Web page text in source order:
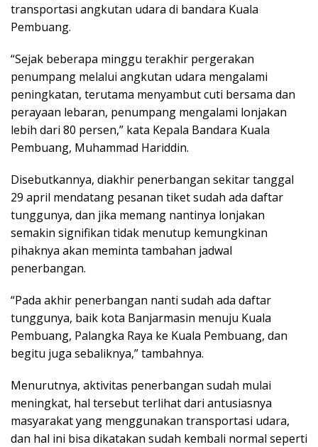
transportasi angkutan udara di bandara Kuala
Pembuang.
“Sejak beberapa minggu terakhir pergerakan
penumpang melalui angkutan udara mengalami
peningkatan, terutama menyambut cuti bersama dan
perayaan lebaran, penumpang mengalami lonjakan
lebih dari 80 persen,” kata Kepala Bandara Kuala
Pembuang, Muhammad Hariddin.
Disebutkannya, diakhir penerbangan sekitar tanggal
29 april mendatang pesanan tiket sudah ada daftar
tunggunya, dan jika memang nantinya lonjakan
semakin signifikan tidak menutup kemungkinan
pihaknya akan meminta tambahan jadwal
penerbangan.
“Pada akhir penerbangan nanti sudah ada daftar
tunggunya, baik kota Banjarmasin menuju Kuala
Pembuang, Palangka Raya ke Kuala Pembuang, dan
begitu juga sebaliknya,” tambahnya.
Menurutnya, aktivitas penerbangan sudah mulai
meningkat, hal tersebut terlihat dari antusiasnya
masyarakat yang menggunakan transportasi udara,
dan hal ini bisa dikatakan sudah kembali normal seperti